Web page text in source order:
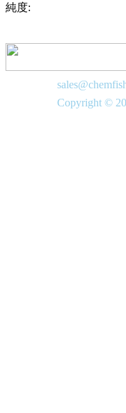
純度:
Copyright ©